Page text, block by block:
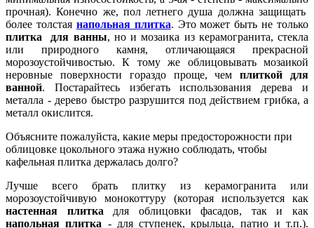
прочная). Конечно же, пол летнего душа должна защищать
более толстая напольная плитка. Это может быть не только
плитка для ванны, но и мозаика из керамогранита, стекла
или природного камня, отличающаяся прекрасной
морозоустойчивостью. К тому же облицовывать мозаикой
неровные поверхности гораздо проще, чемплиткой для
ванной. Постарайтесь избегать использования дерева и
металла - дерево быстро разрушится под действием грибка, а
металл окислится.
Объясните пожалуйста, какие меры предосторожности при
облицовке цокольного этажа нужно соблюдать, чтобы
кафельная плитка держалась долго?
Лучше всего брать плитку из керамогранита или
морозоустойчивую монокоттуру (которая используется как
настенная плитка для облицовки фасадов, так и как
напольная плитка - для ступенек, крыльца, патио и т.п.).